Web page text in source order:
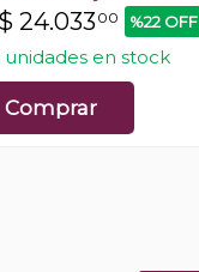
$ 24.033 00 %22 OFF
unidades en stock
Comprar